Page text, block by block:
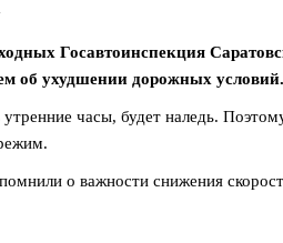
Госавтоинспекция
об ухудшении дорожных условий.
часы, будет наледь.
о важности снижения